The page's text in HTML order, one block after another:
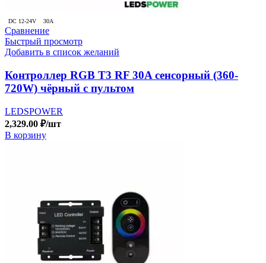
DC 12-24V 30A
Сравнение
Быстрый просмотр
Добавить в список желаний
Контроллер RGB T3 RF 30A сенсорный (360-
720W) чёрный с пультом
LEDSPOWER
2,329.00 ₽/шт
В корзину